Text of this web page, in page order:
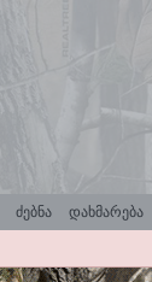
დახმარება
ძებნა